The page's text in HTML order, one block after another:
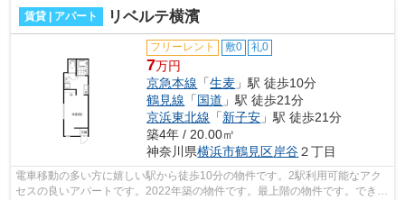
賃貸 | アパート リベルテ横濱
フリーレント 敷0 礼0
7万円
京急本線 「生麦 」駅 徒歩10分
鶴見線 「国道 」駅 徒歩21分
京浜東北線 「新子安 」駅 徒歩21分
築4年 / 20.00㎡
神奈川県横浜市鶴見区岸谷２丁目
電車移動の多い方に嬉しい駅から徒歩10分の物件です。2駅利用可能なアク
セスの良いアパートです。2022年築の物件です。最上階の物件です。できる